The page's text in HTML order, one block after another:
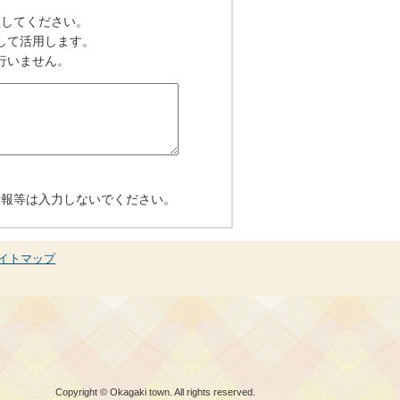
てください。
活用します。
ません。
等は入力しないでください。
トマップ
Copyright © Okagaki town. All rights reserved.